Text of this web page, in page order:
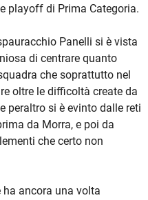
playoff di Prima Categoria.
Panelli si è vista
di centrare quanto
che soprattutto nel
oltre le difficoltà create da
peraltro si è evinto dalle reti
da Morra, e poi da
che certo non
ha ancora una volta